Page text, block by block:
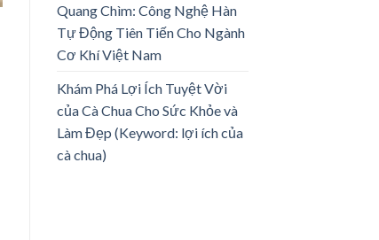
Quang Chìm: Công Nghệ Hàn
Tự Động Tiên Tiến Cho Ngành
Cơ Khí Việt Nam
Khám Phá Lợi Ích Tuyệt Vời
của Cà Chua Cho Sức Khỏe và
Làm Đẹp (Keyword: lợi ích của
cà chua)